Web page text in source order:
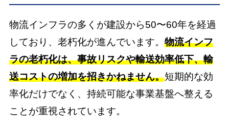
物流インフラの多くが建設から50〜60年を経過
しており、老朽化が進んでいます。 物流インフ
ラの老朽化は、事故リスクや輸送効率低下、輸
送コストの増加を招きかねません。短期的な効
率化だけでなく、持続可能な事業基盤へ整える
ことが重視されています。